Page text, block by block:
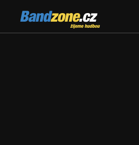
Bandzone.cz
žijeme hudbou